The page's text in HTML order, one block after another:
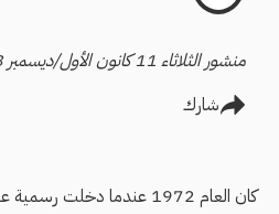
منشور الثلاثاء 11 كانون الأول/ديسمبر 2018
شارك
كان العام 1972 عندما دخلت